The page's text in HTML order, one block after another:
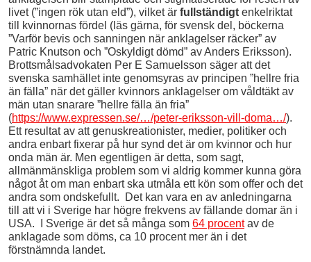
livet (”ingen rök utan eld”), vilket är fullständigt enkelriktat
till kvinnornas fördel (läs gärna, för svensk del, böckerna
”Varför bevis och sanningen när anklagelser räcker” av
Patric Knutson och ”Oskyldigt dömd” av Anders Eriksson).
Brottsmålsadvokaten Per E Samuelsson säger att det
svenska samhället inte genomsyras av principen ”hellre fria
än fälla” när det gäller kvinnors anklagelser om våldtäkt av
män utan snarare ”hellre fälla än fria”
(https://www.expressen.se/…/peter-eriksson-vill-doma…/).
Ett resultat av att genuskreationister, medier, politiker och
andra enbart fixerar på hur synd det är om kvinnor och hur
onda män är. Men egentligen är detta, som sagt,
allmänmänskliga problem som vi aldrig kommer kunna göra
något åt om man enbart ska utmåla ett kön som offer och det
andra som ondskefullt. Det kan vara en av anledningarna
till att vi i Sverige har högre frekvens av fällande domar än i
USA. I Sverige är det så många som 64 procentav de
anklagade som döms, ca 10 procent mer än i det
förstnämnda landet.